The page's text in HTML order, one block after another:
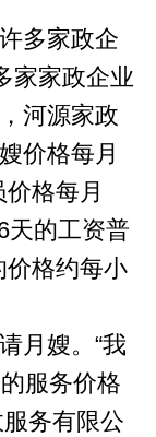
多家政企
家家政企业
河源家政
价格每月
格每月
天的工资普
价格约每小
月嫂。“我
服务价格
务有限公